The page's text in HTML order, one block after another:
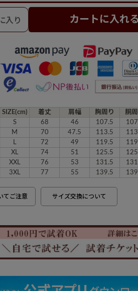
カートに入れる
SIZE(cm) 着丈 肩幅 胸周り 胴
S
68 46 107.5
M
70 47.5 113.5
L
72 49 119.5
XL
74 51 125.5
XXL
76 53 131.5
3XL
77 55 139.5
てご注意 サイズ交換について